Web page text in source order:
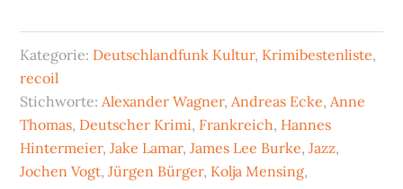
Kategorie: Deutschlandfunk Kultur, Krimibestenliste,
recoil
Stichworte:Alexander Wagner,Andreas Ecke,Anne
Thomas, Deutscher Krimi, Frankreich, Hannes
Hintermeier,Jake Lamar,James Lee Burke,Jazz,
Jochen Vogt,Jürgen Bürger, Kolja Mensing,